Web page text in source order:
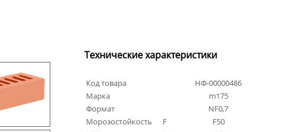
Технические характеристики
Код товара
НФ-00000486
Марка
m175
Формат
NF0,7
Морозостойкость
F
F50